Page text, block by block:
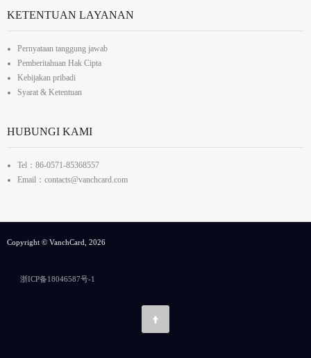
KETENTUAN LAYANAN
Pernyataan tanggung jawab
Pemberitahuan Hak Cipta
Kebijakan pribadi
Syarat & Ketentuan
HUBUNGI KAMI
Tel：86-0571-85368557
Email：contacts@vanchcard.com
Copyright © VanchCard, 2026
浙ICP备18046587号-1